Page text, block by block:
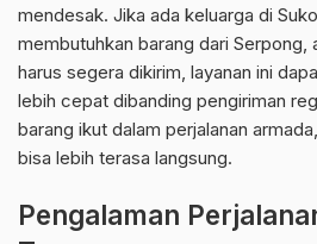
mendesak. Jika ada keluarga di
membutuhkan barang dari Serpong,
harus segera dikirim, layanan ini
lebih cepat dibanding pengiriman
barang ikut dalam perjalanan
bisa lebih terasa langsung.
Pengalaman